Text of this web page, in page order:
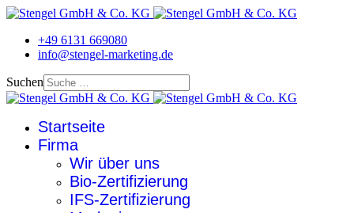
+49 6131 669080
info@stengel-marketing.de
Suchen
Startseite
Firma
Wir über uns
Bio-Zertifizierung
IFS-Zertifizierung